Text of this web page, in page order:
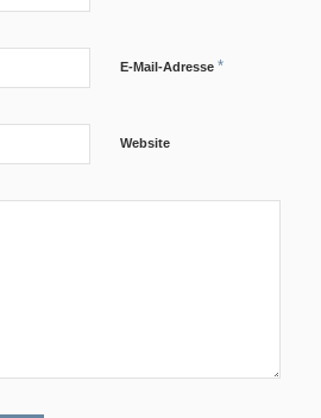
E-Mail-Adresse *
Website